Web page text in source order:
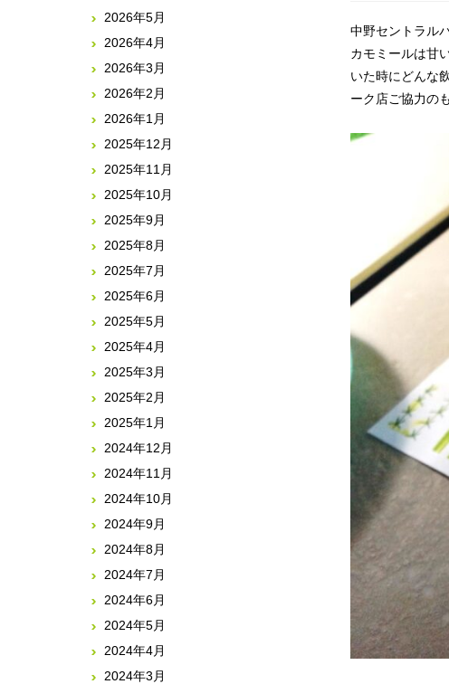
中野セントラル
カモミールは甘
いた時にどんな
ーク店ご協力の
2026年5月
2026年4月
2026年3月
2026年2月
2026年1月
2025年12月
2025年11月
2025年10月
2025年9月
2025年8月
2025年7月
2025年6月
2025年5月
2025年4月
2025年3月
2025年2月
2025年1月
2024年12月
2024年11月
2024年10月
2024年9月
2024年8月
2024年7月
2024年6月
2024年5月
2024年4月
2024年3月